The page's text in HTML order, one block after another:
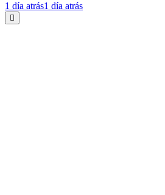
1 día atrás1 día atrás